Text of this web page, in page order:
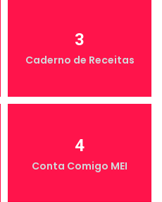
3
Caderno de Receitas
4
Conta Comigo MEI